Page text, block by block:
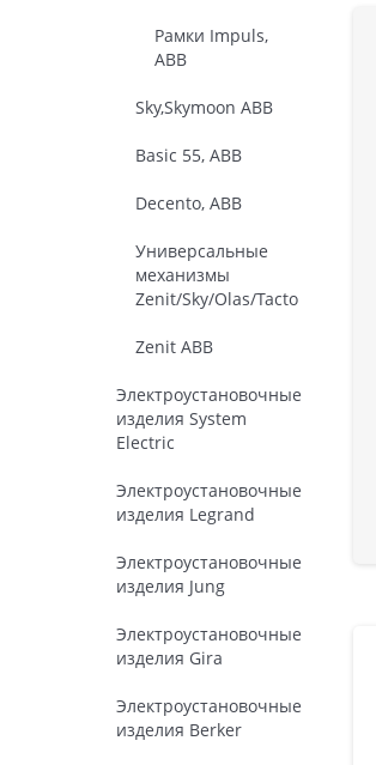
Рамки Impuls,
ABB
Sky,Skymoon ABB
Basic 55, ABB
Decento, ABB
Универсальные
механизмы
Zenit/Sky/Olas/Tacto
Zenit ABB
Электроустановочные
изделия System
Electric
Электроустановочные
изделия Legrand
Электроустановочные
изделия Jung
Электроустановочные
изделия Gira
Электроустановочные
изделия Berker